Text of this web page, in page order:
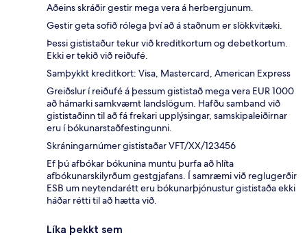
Aðeins skráðir gestir mega vera á herbergjunum.
Gestir geta sofið rólega því að á staðnum er slökkvitæki.
Þessi gististaður tekur við kreditkortum og debetkortum.
Ekki er tekið við reiðufé.
Samþykkt kreditkort: Visa, Mastercard, American Express
Greiðslur í reiðufé á þessum gististað mega vera EUR 1000
að hámarki samkvæmt landslögum. Hafðu samband við
gististaðinn til að fá frekari upplýsingar, samskipaleiðirnar
eru í bókunarstaðfestingunni.
Skráningarnúmer gististaðar VFT/XX/123456
Ef þú afbókar bókunina muntu þurfa að hlíta
afbókunarskilyrðum gestgjafans. Í samræmi við reglugerðir
ESB um neytendarétt eru bókunarþjónustur gististaða ekki
háðar rétti til að hætta við.
Líka þekkt sem